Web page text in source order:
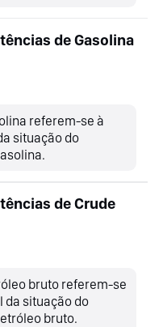
de Gasolina
referem-se à
situação do
de Crude
bruto referem-se
da situação do
bruto.